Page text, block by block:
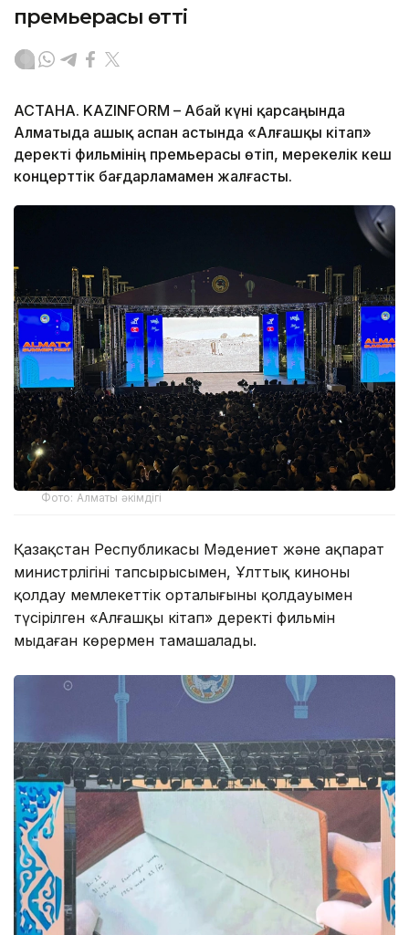
премьерасы өтті
АСТАНА. KAZINFORM – Абай күні қарсаңында
Алматыда ашық аспан астында «Алғашқы кітап»
деректі фильмінің премьерасы өтіп, мерекелік кеш
концерттік бағдарламамен жалғасты.
Фото: Алматы әкімдігі
Қазақстан Республикасы Мәдениет және ақпарат
министрлігінің тапсырысымен, Ұлттық киноны
қолдау мемлекеттік орталығының қолдауымен
түсірілген «Алғашқы кітап» деректі фильмін
мыңдаған көрермен тамашалады.